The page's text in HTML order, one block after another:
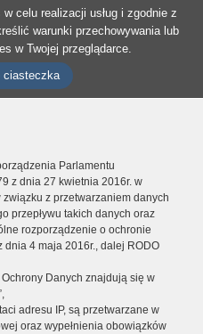
celu realizacji usług i zgodnie z
warunki przechowywania lub
w Twojej przeglądarce.
ciasteczka
Parlamentu
z dnia 27 kwietnia 2016r. w
z przetwarzaniem danych
przepływu takich danych oraz
rozporządzenie o ochronie
dnia 4 maja 2016r., dalej RODO
Danych znajdują się w
adresu IP, są przetwarzane w
oraz wypełnienia obowiązków